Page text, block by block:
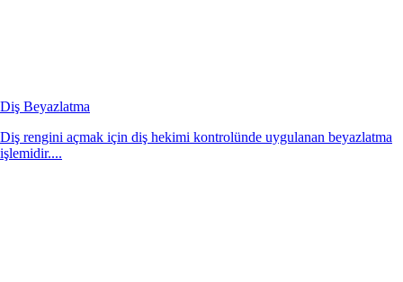
Diş Beyazlatma
Diş rengini açmak için diş hekimi kontrolünde uygulanan beyazlatma
işlemidir....